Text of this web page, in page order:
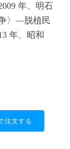
年、明石
〉―脱植民
年、昭和
注文する